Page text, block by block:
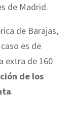
de Madrid.
de Barajas,
es de
extra de 160
de los
.